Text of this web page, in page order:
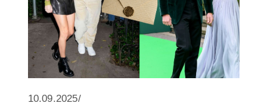
10.09.2025/